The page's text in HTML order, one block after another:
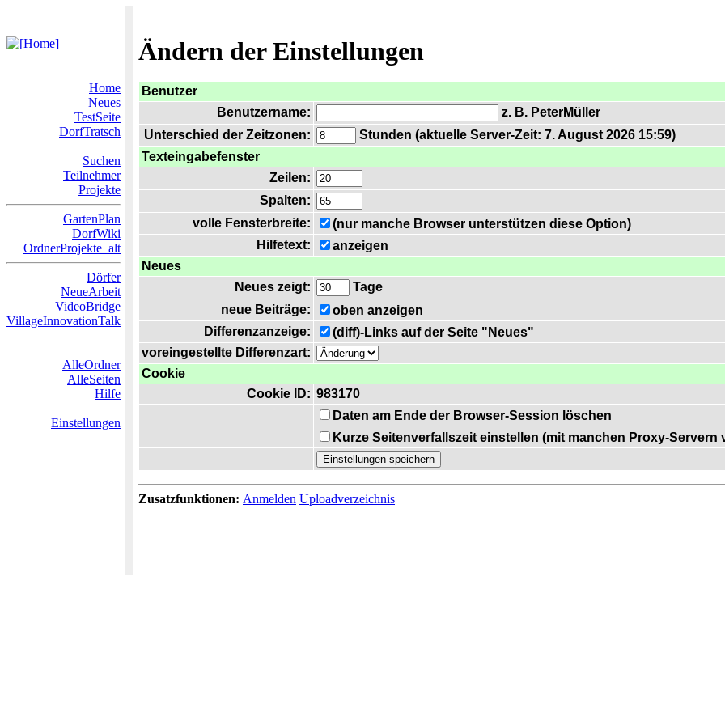
Ändern der Einstellungen
Home
Neues
TestSeite
DorfTratsch
Suchen
Teilnehmer
Projekte
GartenPlan
DorfWiki
OrdnerProjekte_alt
Dörfer
NeueArbeit
VideoBridge
VillageInnovationTalk
AlleOrdner
AlleSeiten
Hilfe
Einstellungen
Benutzer
Benutzername:
z. B. PeterMüller
Unterschied der Zeitzonen:
Stunden (aktuelle Server-Zeit: 7. August 2026 15:59)
Texteingabefenster
Zeilen:
Spalten:
volle Fensterbreite:
(nur manche Browser unterstützen diese Option)
Hilfetext:
anzeigen
Neues
Neues zeigt:
Tage
neue Beiträge:
oben anzeigen
Differenzanzeige:
(diff)-Links auf der Seite "Neues"
voreingestellte Differenzart:
Cookie
Cookie ID: 983170
Daten am Ende der Browser-Session löschen
Kurze Seitenverfallszeit einstellen (mit manchen Proxy-Servern
Zusatzfunktionen: Anmelden Uploadverzeichnis